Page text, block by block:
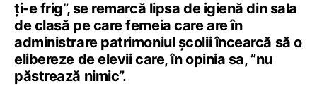
ți-e frig”, se remarcă lipsa de igienă din sala
de clasă pe care femeia care are în
administrare patrimoniul școlii încearcă să o
elibereze de elevii care, în opinia sa, ”nu
păstrează nimic”.